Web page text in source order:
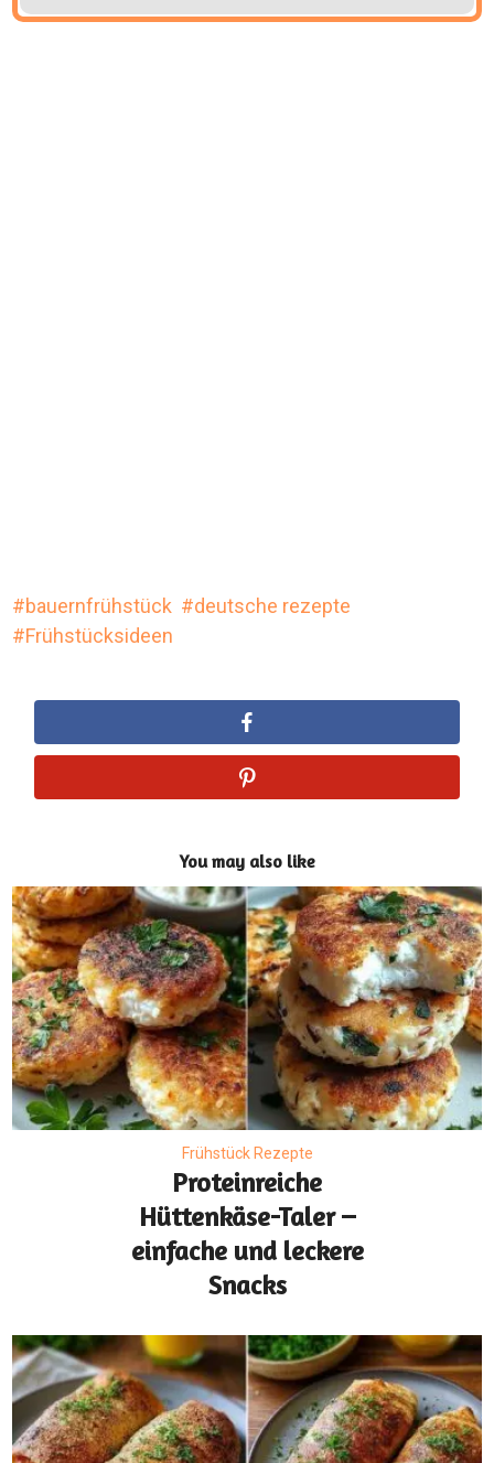
bauernfrühstück
deutsche rezepte
Frühstücksideen
You may also like
Frühstück Rezepte
Proteinreiche
Hüttenkäse-Taler –
einfache und leckere
Snacks